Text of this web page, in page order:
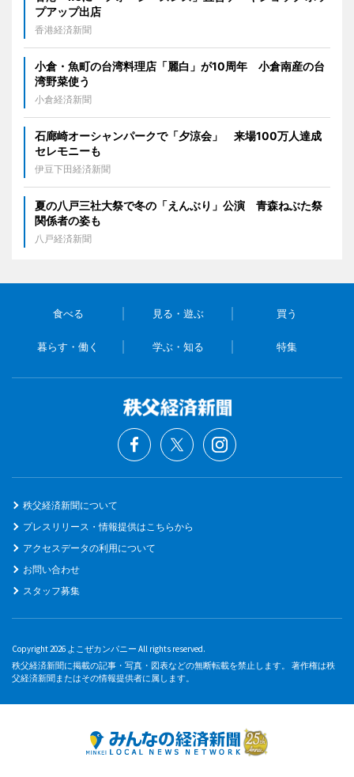
プアップ出店
香港経済新聞
小倉・魚町の台湾料理店「麗白」が10周年 小倉南産の台
湾野菜使う
小倉経済新聞
石廊崎オーシャンパークで「夕涼会」 来場100万人達成
セレモニーも
伊豆下田経済新聞
夏の八戸三社大祭で冬の「えんぶり」公演 青森ねぶた祭
関係者の姿も
八戸経済新聞
食べる 見る・遊ぶ 買う
暮らす・働く 学ぶ・知る 特集
秩父経済新聞について
プレスリリース・情報提供はこちらから
アクセスデータの利用について
お問い合わせ
スタッフ募集
Copyright 2026 よこぜカンパニー All rights reserved.
秩父経済新聞に掲載の記事・写真・図表などの無断転載を禁止します。 著作権は秩
父経済新聞またはその情報提供者に属します。